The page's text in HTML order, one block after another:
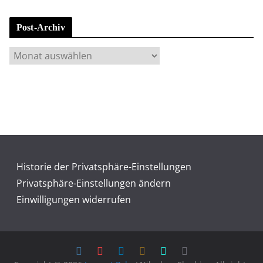
t
g
Post-Archiv
o
Historie der Privatsphäre-Einstellungen
Privatsphäre-Einstellungen ändern
Einwilligungen widerrufen